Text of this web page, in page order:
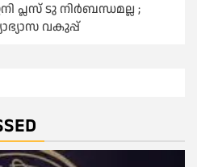
പ്ലസ് ടു നിര്‍ബന്ധമല്ല ;
വകുപ്പ്